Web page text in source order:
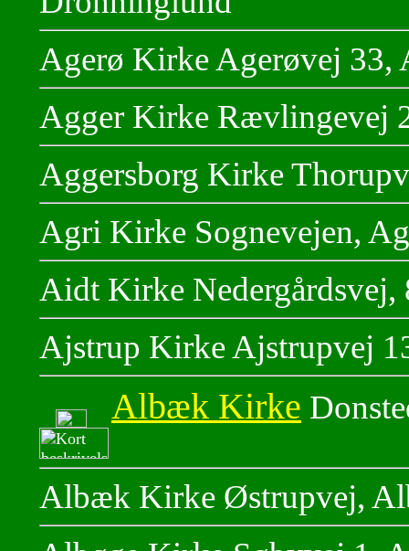
Agerø Kirke Agerøvej 33,
Agger Kirke Rævlingevej
Aggersborg Kirke
Agri Kirke Sognevejen,
Aidt Kirke Nedergårdsvej,
Ajstrup Kirke Ajstrupvej
Albæk Kirke
Albæk Kirke Østrupvej,